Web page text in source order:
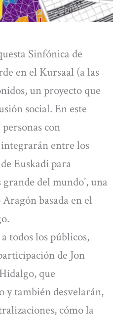
Sinfónica de
en el Kursaal (a las
un proyecto que
social. En este
con
entre los
Euskadi para
del mundo’, una
basada en el
todos los públicos,
de Jon
que
y también desvelarán,
cómo la